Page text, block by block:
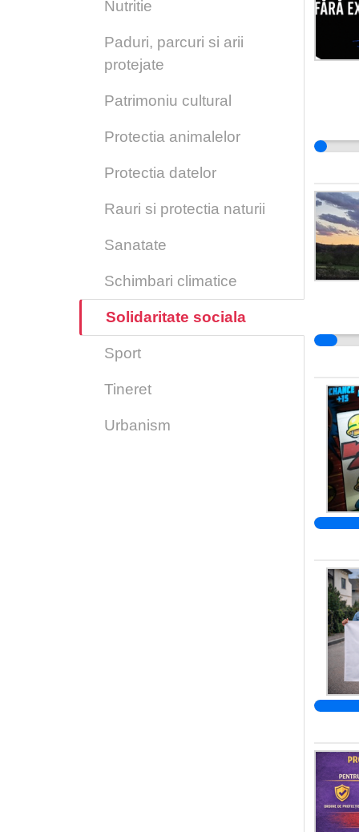
Nutritie
Paduri, parcuri si arii
protejate
Patrimoniu cultural
Protectia animalelor
Protectia datelor
Rauri si protectia naturii
Sanatate
Schimbari climatice
Solidaritate sociala
Sport
Tineret
Urbanism